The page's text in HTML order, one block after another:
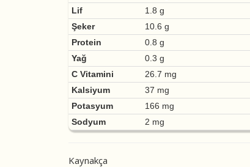
Lif
1.8 g
Şeker
10.6 g
Protein
0.8 g
Yağ
0.3 g
C Vitamini
26.7 mg
Kalsiyum
37 mg
Potasyum
166 mg
Sodyum
2 mg
Kaynakça